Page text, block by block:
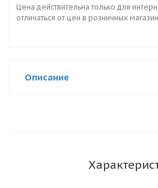
Цена действительна только для
отличаться от цен в розничных
Описание